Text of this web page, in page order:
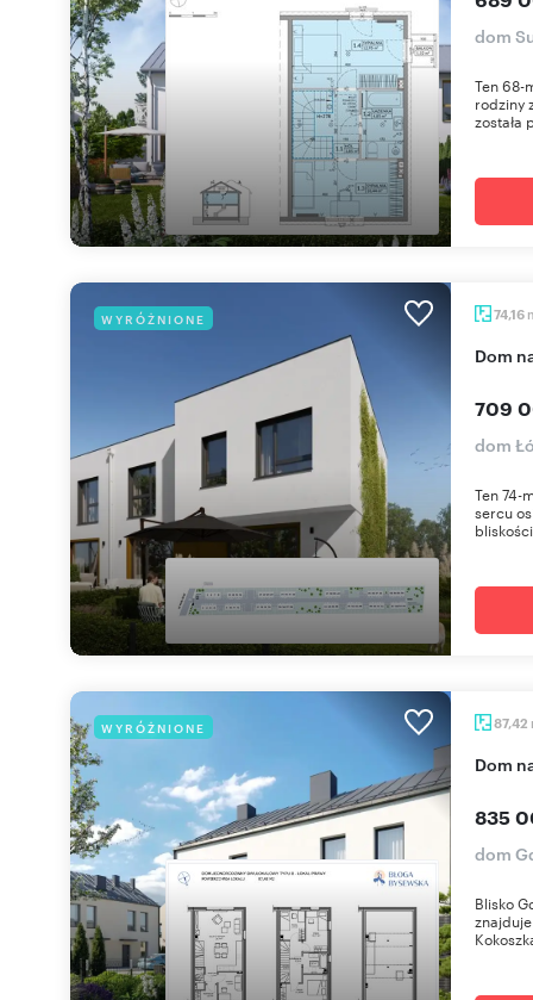
dom
Ten 68-
rodziny
została
WYRÓŻNIONE 74,16
dom
709
dom
Ten 74-
sercu
WYRÓŻNIONE 87,42
dom
835
dom
Blisko